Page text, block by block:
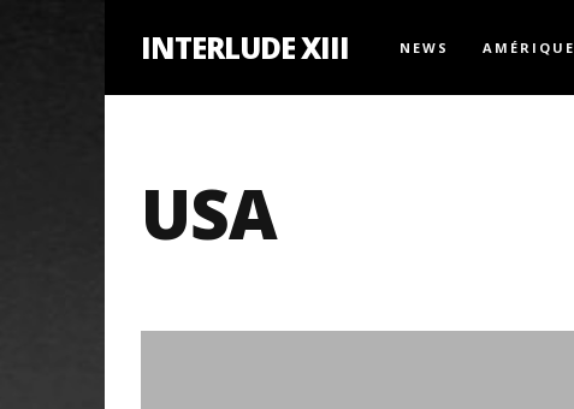
INTERLUDE XIII NEWS AMÉRIQUE
USA